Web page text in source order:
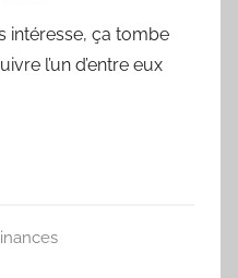
intéresse, ça tombe
l’un d’entre eux